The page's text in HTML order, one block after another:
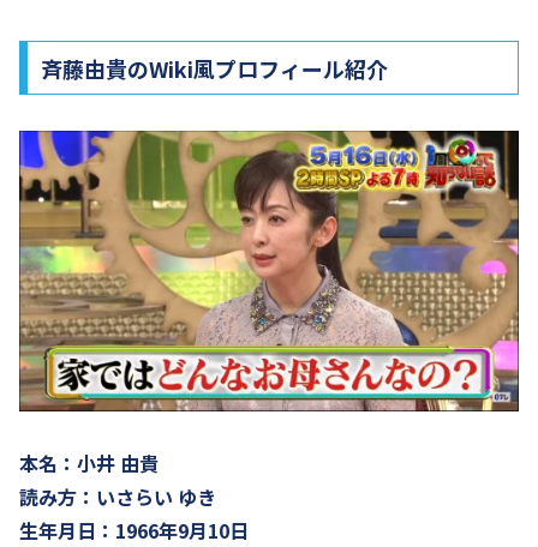
斉藤由貴のWiki風プロフィール紹介
本名：小井 由貴
読み方：いさらい ゆき
生年月日：1966年9月10日